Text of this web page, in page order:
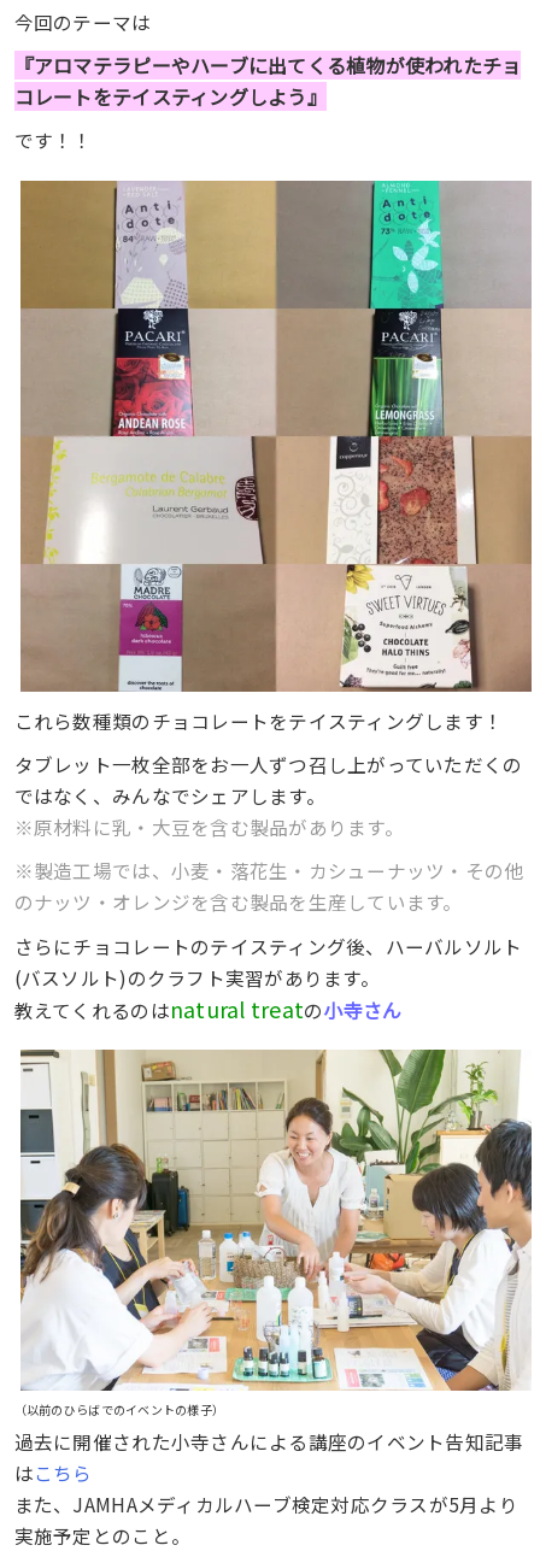
今回のテーマは
『アロマテラピーやハーブに出てくる植物が使われたチョ
コレートをテイスティングしよう』
です！！
これら数種類のチョコレートをテイスティングします！
タブレット一枚全部をお一人ずつ召し上がっていただくの
ではなく、みんなでシェアします。
※原材料に乳・大豆を含む製品があります。
※製造工場では、小麦・落花生・カシューナッツ・その他
のナッツ・オレンジを含む製品を生産しています。
さらにチョコレートのテイスティング後、ハーバルソルト
(バスソルト)のクラフト実習があります。
教えてくれるのはnatural treatの小寺さん
（以前のひらばでのイベントの様子）
過去に開催された小寺さんによる講座のイベント告知記事
はこちら
また、JAMHAメディカルハーブ検定対応クラスが5月より
実施予定とのこと。